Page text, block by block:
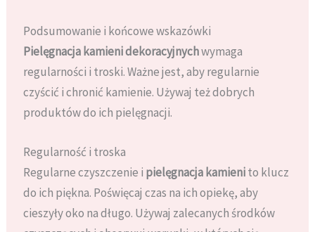
Podsumowanie i końcowe wskazówki
Pielęgnacja kamieni dekoracyjnychwymaga
regularności i troski. Ważne jest, aby regularnie
czyścić i chronić kamienie. Używaj też dobrych
produktów do ich pielęgnacji.
Regularność i troska
Regularne czyszczenie i pielęgnacja kamienito klucz
do ich piękna. Poświęcaj czas na ich opiekę, aby
cieszyły oko na długo. Używaj zalecanych środków